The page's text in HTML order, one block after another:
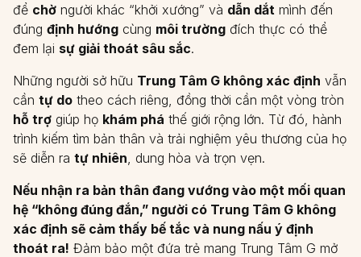
để chờ người khác “khởi xướng” và dẫn dắt mình đến
đúng định hướng cùng môi trường đích thực có thể
đem lại sự giải thoát sâu sắc.
Những người sở hữu Trung Tâm G không xác định vẫn
cần tự do theo cách riêng, đồng thời cần một vòng tròn
hỗ trợ giúp họ khám phá thế giới rộng lớn. Từ đó, hành
trình kiếm tìm bản thân và trải nghiệm yêu thương của họ
sẽ diễn ra tự nhiên , dung hòa và trọn vẹn.
Nếu nhận ra bản thân đang vướng vào một mối quan
hệ “không đúng đắn,” người có Trung Tâm G không
xác định sẽ cảm thấy bế tắc và nung nấu ý định
thoát ra! Đảm bảo một đứa trẻ mang Trung Tâm G mở